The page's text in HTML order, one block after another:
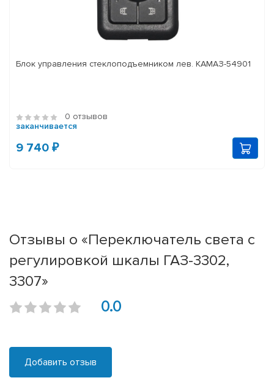
Блок управления стеклоподъемником лев. КАМАЗ-54901
0 отзывов
заканчивается
9 740 ₽
Отзывы о «Переключатель света с
регулировкой шкалы ГАЗ-3302,
3307»
0.0
Добавить отзыв